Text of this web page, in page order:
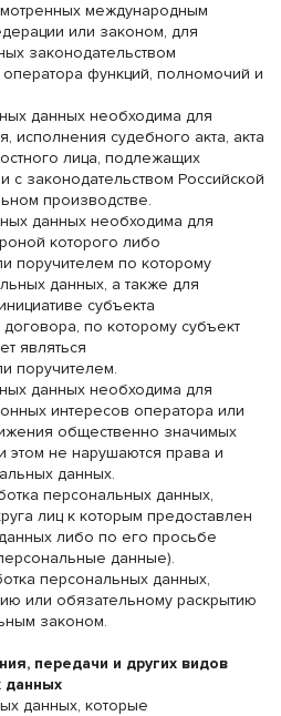
международным
или законом, для
законодательством
функций, полномочий и
данных необходима для
исполнения судебного акта, акта
лица, подлежащих
с законодательством Российской
производстве.
данных необходима для
которого либо
поручителем по которому
данных, а также для
субъекта
по которому субъект
являться
поручителем.
данных необходима для
интересов оператора или
общественно значимых
этом не нарушаются права и
данных.
персональных данных,
лиц к которым предоставлен
либо по его просьбе
данные).
персональных данных,
или обязательному раскрытию
законом.
передачи и других видов
данных
данных, которые